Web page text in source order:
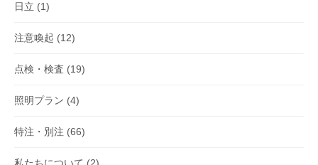
日立 (1)
注意喚起 (12)
点検・検査 (19)
照明プラン (4)
特注・別注 (66)